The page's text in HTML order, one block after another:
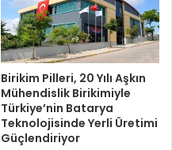
Birikim Pilleri, 20 Yılı Aşkın
Mühendislik Birikimiyle
Türkiye’nin Batarya
Teknolojisinde Yerli Üretimi
Güçlendiriyor